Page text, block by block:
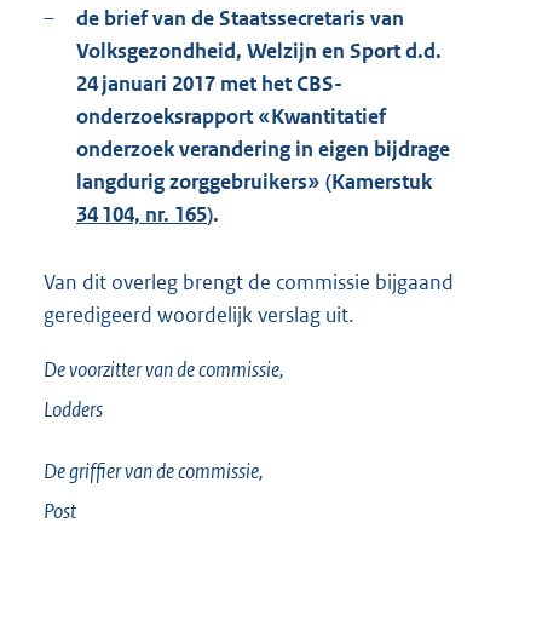
–
de brief van de Staatssecretaris van
Volksgezondheid, Welzijn en Sport d.d.
24 januari 2017 met het CBS-
onderzoeksrapport «Kwantitatief
onderzoek verandering in eigen bijdrage
langdurig zorggebruikers» (Kamerstuk
34 104, nr. 165).
Van dit overleg brengt de commissie bijgaand
geredigeerd woordelijk verslag uit.
De voorzitter van de commissie,
Lodders
De griffier van de commissie,
Post